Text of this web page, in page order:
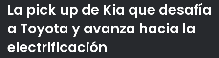
La pick up de Kia que desafía
a Toyota y avanza hacia la
electrificación